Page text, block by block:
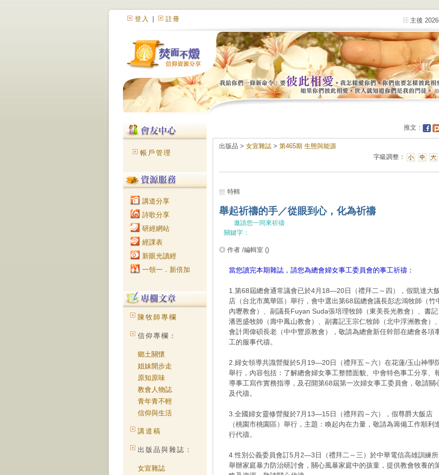
登入 註冊 主後
帳戶管理
講道分享
詩歌分享
研經網站
經課表
新眼光讀經
一領一．新倍加
陳牧師專欄
信仰專欄：
鄉土關懷
姐妹開步走
原知原味
教會人物誌
青年青不輕
信仰與生活
講道稿
出版品與雜誌：
女宣雜誌
推文：
出版品 > 女宣雜誌 > 第465期 生態與能源
字級調整：
特輯
舉起祈禱的手／從眼到心，化為祈禱
邀請您一同來祈禱
關鍵字：
◎ 作者 /編輯室 ()
當您讀完本期雜誌，請您為總會婦女事工委員會的事工祈禱：
1.第68屆總會通常議會已於4月18—20日（禮拜二～四），假凱達大
店（台北市萬華區）舉行，會中選出第68屆總會議長彭志鴻牧師（竹
內壢教會）、副議長Fuyan Suda張培理牧師（東美長光教會）、書記
潘恩盛牧師（壽中鳳山教會）、副書記王宗仁牧師（北中浮洲教會）、
會計周偉碩長老（中中豐原教會），敬請為總會新任幹部在總會各項
工的服事代禱。
2.婦女領導共識營擬於5月19—20日（禮拜五 ～六）在花蓮/玉山神學
舉行，內容包括：了解總會婦女事工整體面貌、中會特色事工分享、
導事工寫作實務指導，及召開第68屆第一次婦女事工委員會，敬請關
及代禱。
3.全國婦女靈修營擬於7月13—15日（禮拜四～六），假尊爵大飯店
（桃園市桃園區）舉行，主題：喚起內在力量，敬請為籌備工作順利
行代禱。
4.性別公義委員會訂5月2—3日（禮拜二～三）於中華電信高雄訓練所
舉辦家庭暴力防治研討會，關心風暴家庭中的孩童，提供教會牧養的